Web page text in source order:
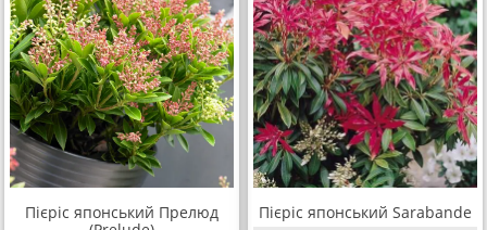
Пієріс японський Прелюд
Пієріс японський Sarabande